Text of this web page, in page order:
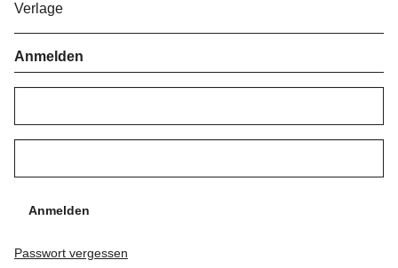
Verlage
Anmelden
Anmelden
Passwort vergessen